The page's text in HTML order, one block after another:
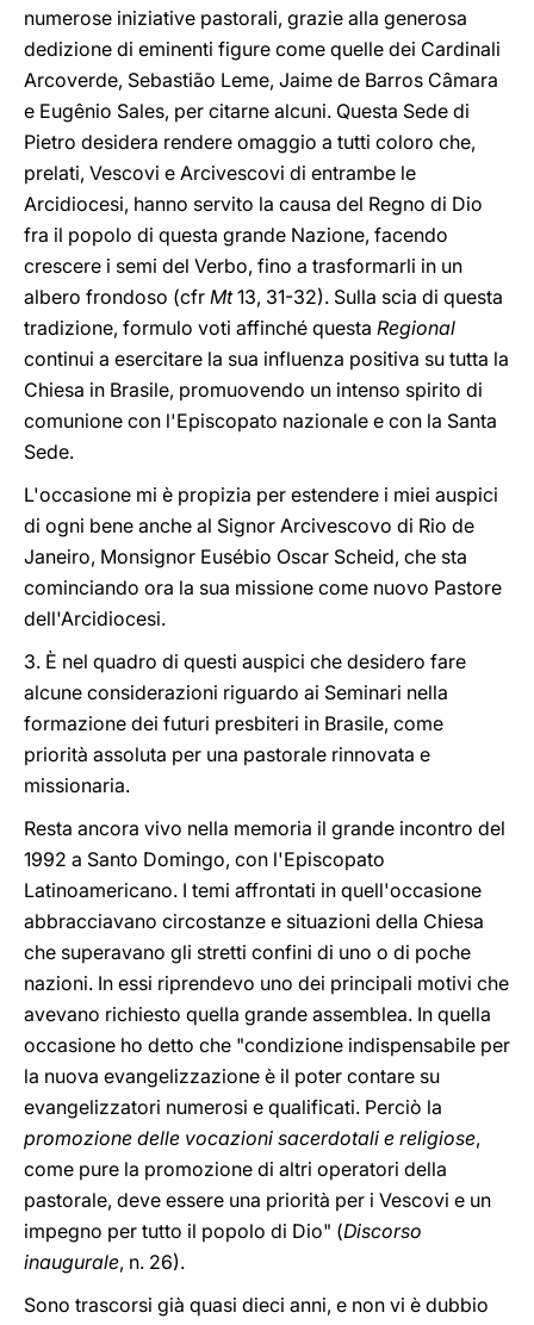
numerose iniziative pastorali, grazie alla generosa
dedizione di eminenti figure come quelle dei Cardinali
Arcoverde, Sebastião Leme, Jaime de Barros Câmara
e Eugênio Sales, per citarne alcuni. Questa Sede di
Pietro desidera rendere omaggio a tutti coloro che,
prelati, Vescovi e Arcivescovi di entrambe le
Arcidiocesi, hanno servito la causa del Regno di Dio
fra il popolo di questa grande Nazione, facendo
crescere i semi del Verbo, fino a trasformarli in un
albero frondoso (cfr Mt13, 31-32). Sulla scia di questa
tradizione, formulo voti affinché questa Regional
continui a esercitare la sua influenza positiva su tutta la
Chiesa in Brasile, promuovendo un intenso spirito di
comunione con l'Episcopato nazionale e con la Santa
Sede.
L'occasione mi è propizia per estendere i miei auspici
di ogni bene anche al Signor Arcivescovo di Rio de
Janeiro, Monsignor Eusébio Oscar Scheid, che sta
cominciando ora la sua missione come nuovo Pastore
dell'Arcidiocesi.
3. È nel quadro di questi auspici che desidero fare
alcune considerazioni riguardo ai Seminari nella
formazione dei futuri presbiteri in Brasile, come
priorità assoluta per una pastorale rinnovata e
missionaria.
Resta ancora vivo nella memoria il grande incontro del
1992 a Santo Domingo, con l'Episcopato
Latinoamericano. I temi affrontati in quell'occasione
abbracciavano circostanze e situazioni della Chiesa
che superavano gli stretti confini di uno o di poche
nazioni. In essi riprendevo uno dei principali motivi che
avevano richiesto quella grande assemblea. In quella
occasione ho detto che "condizione indispensabile per
la nuova evangelizzazione è il poter contare su
evangelizzatori numerosi e qualificati. Perciò la
promozione delle vocazioni sacerdotali e religiose,
come pure la promozione di altri operatori della
pastorale, deve essere una priorità per i Vescovi e un
impegno per tutto il popolo di Dio" (Discorso
inaugurale, n. 26).
Sono trascorsi già quasi dieci anni, e non vi è dubbio